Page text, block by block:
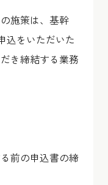
施策は、基幹
込をいただいた
き締結する業務
前の申込書の締